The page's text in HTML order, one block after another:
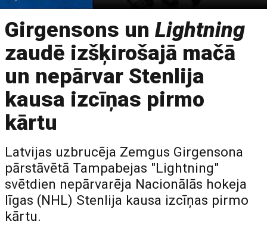
Girgensons unLightning
zaudē izšķirošajā mačā
un nepārvar Stenlija
kausa izcīņas pirmo
kārtu
Latvijas uzbrucēja Zemgus Girgensona
pārstāvētā Tampabejas "Lightning"
svētdien nepārvarēja Nacionālās hokeja
līgas (NHL) Stenlija kausa izcīņas pirmo
kārtu.